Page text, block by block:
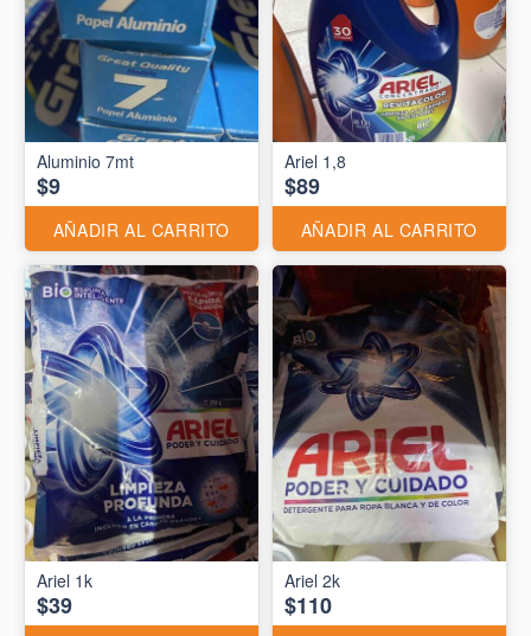
Aluminio 7mt
$9
AÑADIR AL CARRITO
Ariel 1,8
$89
AÑADIR AL CARRITO
Ariel 1k
$39
Ariel 2k
$110